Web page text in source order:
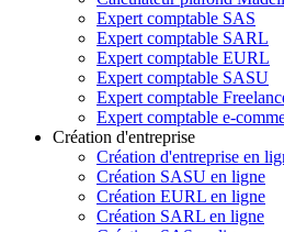
Expert comptable SAS
Expert comptable SARL
Expert comptable EURL
Expert comptable SASU
Expert comptable
Expert comptable e-
Création d'entreprise
Création d'entreprise en
Création SASU en ligne
Création EURL en ligne
Création SARL en ligne